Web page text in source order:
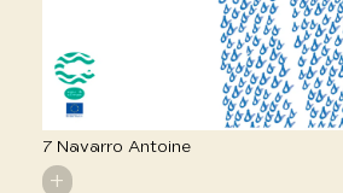
7 Navarro Antoine
+